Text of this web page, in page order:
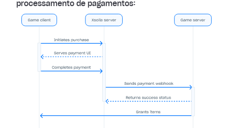
processamento de pagamentos: